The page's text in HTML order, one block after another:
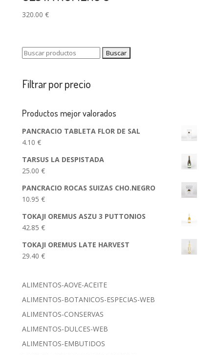
320.00 €
Buscar:
Filtrar por precio
Productos mejor valorados
PANCRACIO TABLETA FLOR DE SAL
4.10 €
TARSUS LA DESPISTADA
25.00 €
PANCRACIO ROCAS SUIZAS CHO.NEGRO
10.95 €
TOKAJI OREMUS ASZU 3 PUTTONIOS
42.85 €
TOKAJI OREMUS LATE HARVEST
29.40 €
ALIMENTOS-AOVE-ACEITE
ALIMENTOS-BOTANICOS-ESPECIAS-WEB
ALIMENTOS-CONSERVAS
ALIMENTOS-DULCES-WEB
ALIMENTOS-EMBUTIDOS